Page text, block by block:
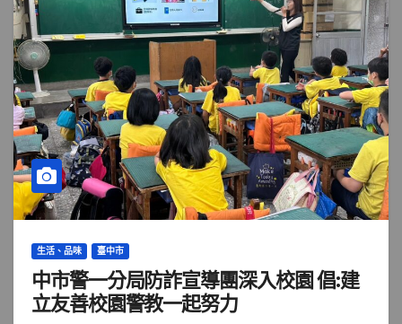
生活、品味 臺中市
中市警一分局防詐宣導團深入校園 倡:建
立友善校園警教一起努力